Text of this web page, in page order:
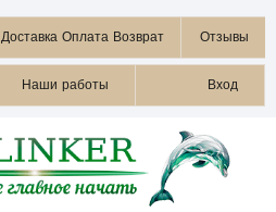
Доставка Оплата Возврат Отзывы
Наши работы Вход